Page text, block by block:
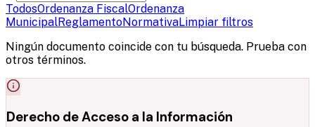
TodosOrdenanza FiscalOrdenanza
MunicipalReglamentoNormativaLimpiar filtros
Ningún documento coincide con tu búsqueda. Prueba con
otros términos.
Derecho de Acceso a la Información